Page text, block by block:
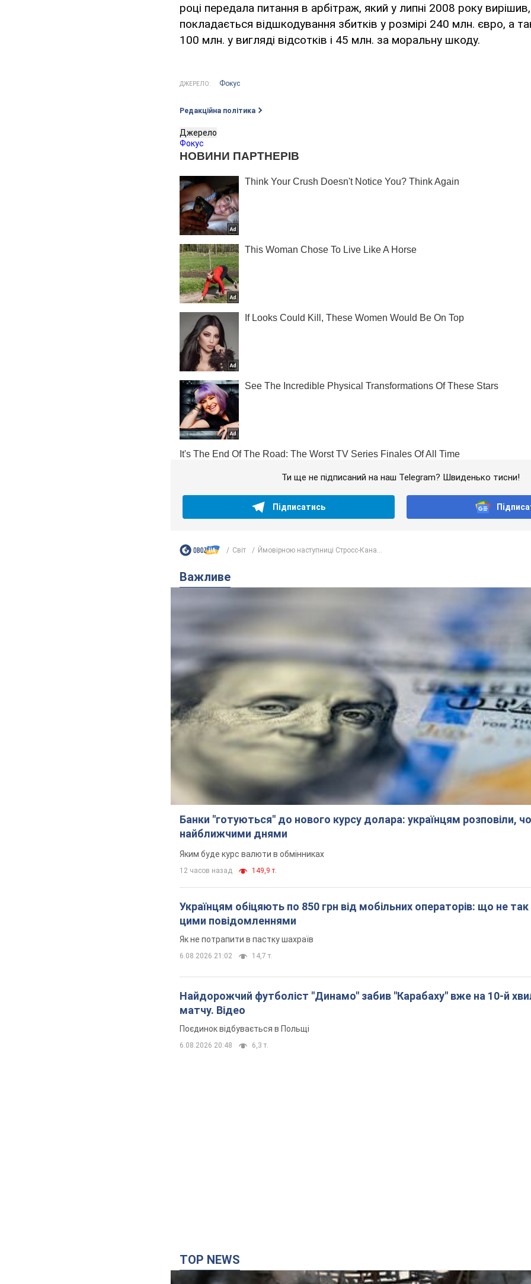
році передала питання в арбітраж, який у липні 2008 року
покладається відшкодування збитків у розмірі 240 млн. євро, а
100 млн. у вигляді відсотків і 45 млн. за моральну шкоду.
ДЖЕРЕЛО: Фокус
Редакційна політика
Джерело
Фокус
Ти ще не підписаний на наш Telegram? Швиденько тисни!
Підписатись
Світ Ймовірною наступниці Стросс-Кана...
Важливе
Банки "готуються" до нового курсу долара: українцям розповіли,
найближчими днями
Яким буде курс валюти в обмінниках
12 часов назад 149,9 т.
Українцям обіцяють по 850 грн від мобільних операторів: що не так
цими повідомленнями
Як не потрапити в пастку шахраїв
6.08.2026 21:02 14,7 т.
Найдорожчий футболіст "Динамо" забив "Карабаху" вже на 10-й
матчу. Відео
Поєдинок відбувається в Польщі
6.08.2026 20:48 6,3 т.
TOP NEWS